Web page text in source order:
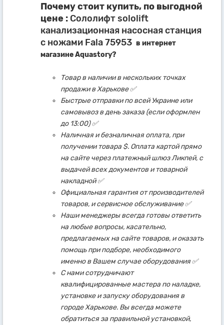
Почему стоит купить, по выгодной
цене : Сололифт sololift
канализационная насосная станция
c ножами Fala 75953 в интернет
магазине Aquastory?
Товар в наличии в нескольких точках
продажи в Харькове ✅
Быстрые отправки по всей Украине или
самовывоз в день заказа (если оформлен
до 13:00) ✅
Наличная и безналичная оплата, при
получении товара $. Оплата картой прямо
на сайте через платежный шлюз Ликпей, с
выдачей всех документов и товарной
накладной ✅
Официальная гарантия от производителей
товаров, и сервисное обслуживание ✅
Наши менеджеры всегда готовы ответить
на любые вопросы, касательно,
предлагаемых на сайте товаров, и оказать
помощь при подборе, необходимого
именно в Вашем случае оборудования ✅
С нами сотрудничают
квалифицированные мастера по наладке,
установке и запуску оборудования в
городе Харькове. Вы всегда можете
обратиться за правильной установкой,